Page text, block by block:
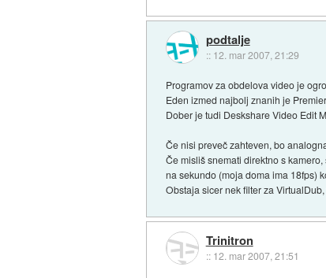
podtalje
:: 12. mar 2007, 21:29
Programov za obdelova video je
Eden izmed najbolj znanih je
Dober je tudi Deskshare Video Edit
Če nisi preveč zahteven, bo
Če misliš snemati direktno s
na sekundo (moja doma ima 18fps)
Obstaja sicer nek filter za
Trinitron
:: 12. mar 2007, 21:51